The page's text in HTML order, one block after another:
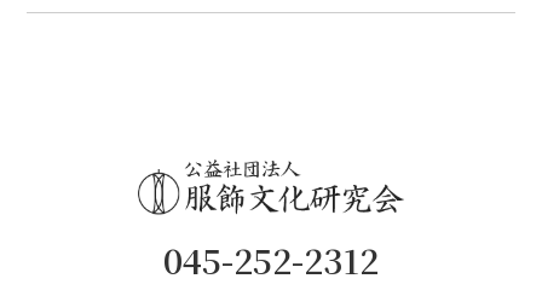
045-252-2312